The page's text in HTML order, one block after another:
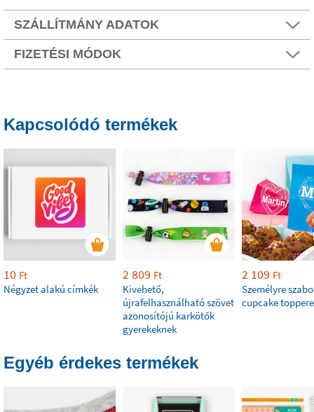
SZÁLLÍTMÁNY ADATOK
FIZETÉSI MÓDOK
Kapcsolódó termékek
10 Ft
Négyzet alakú címkék
2 809 Ft
Kivehető,
újrafelhasználható szövet
azonosítójú karkötők
gyerekeknek
2 109 Ft
Személyre
cupcake
Egyéb érdekes termékek